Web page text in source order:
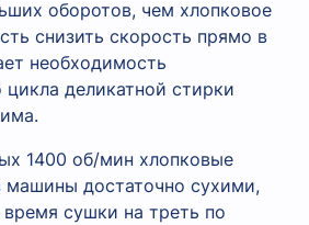
оборотов, чем хлопковое
снизить скорость прямо в
необходимость
цикла деликатной стирки
1400 об/мин хлопковые
машины достаточно сухими,
время сушки на треть по